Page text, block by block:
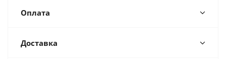
Оплата
Доставка